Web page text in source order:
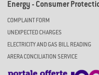
Energy - Consumer
COMPLAINT FORM
UNEXPECTED CHARGES
ELECTRICITY AND GAS BILL READING
ARERA CONCILIATION SERVICE